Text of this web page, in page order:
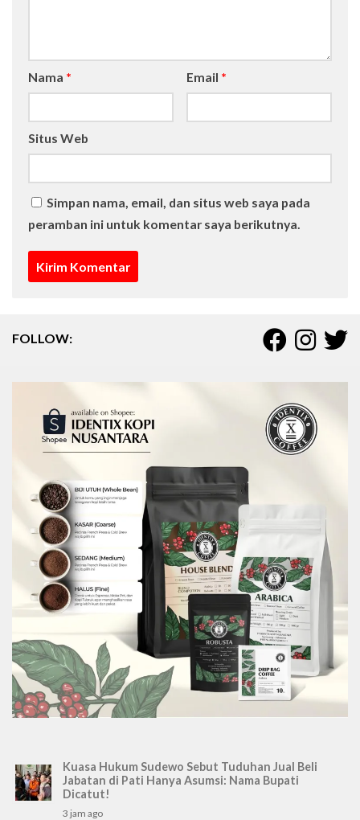
Nama * Email *
Situs Web
Simpan nama, email, dan situs web saya pada
peramban ini untuk komentar saya berikutnya.
FOLLOW:
Kuasa Hukum Sudewo Sebut Tuduhan Jual Beli
Jabatan di Pati Hanya Asumsi: Nama Bupati
Dicatut!
3 jam ago